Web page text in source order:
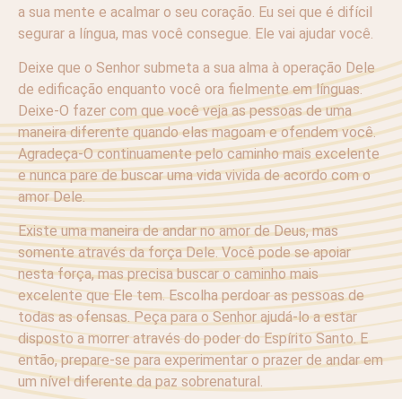
a sua mente e acalmar o seu coração. Eu sei que é difícil
segurar a língua, mas você consegue. Ele vai ajudar você.
Deixe que o Senhor submeta a sua alma à operação Dele
de edificação enquanto você ora fielmente em línguas.
Deixe-O fazer com que você veja as pessoas de uma
maneira diferente quando elas magoam e ofendem você.
Agradeça-O continuamente pelo caminho mais excelente
e nunca pare de buscar uma vida vivida de acordo com o
amor Dele.
Existe uma maneira de andar no amor de Deus, mas
somente através da força Dele. Você pode se apoiar
nesta força, mas precisa buscar o caminho mais
excelente que Ele tem. Escolha perdoar as pessoas de
todas as ofensas. Peça para o Senhor ajudá-lo a estar
disposto a morrer através do poder do Espírito Santo. E
então, prepare-se para experimentar o prazer de andar em
um nível diferente da paz sobrenatural.